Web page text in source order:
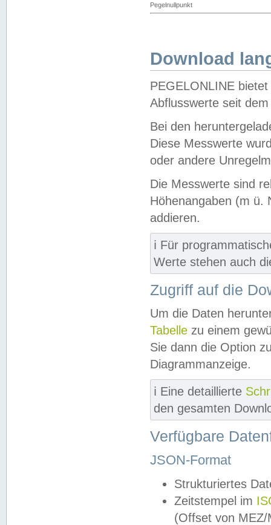
Pegelnullpunkt
Download
PEGELONLINE
Abflusswerte seit
Bei den
Diese Messwerte
oder andere
Die Messwerte sind
Höhenangaben (m ü.
addieren.
ℹ️ Für
Werte stehen auch
Zugriff auf die
Um die Daten
Tabelle zu einem
Sie dann die Option
Diagrammanzeige.
ℹ️ Eine detaillierte
den gesamten
Verfügbare
JSON-Format
Strukturiertes
Zeitstempel im
(Offset von MEZ/